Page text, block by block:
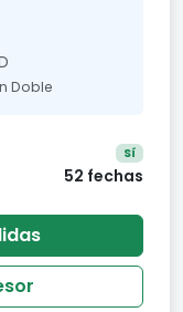
Doble
Sí
52 fechas